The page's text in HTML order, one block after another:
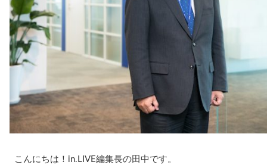
こんにちは！in.LIVE編集長の田中です。